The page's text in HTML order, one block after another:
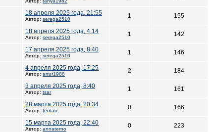
18 апреля 2025 года, 21:55
Автор: serega2510 1 155
18 апреля 2025 года, 4:14
Автор: serega2510 1 142
17 апреля 2025 года, 8:40
Автор: serega2510 1 146
4 апреля 2025 года, 17:25
Автор: artur1988 2 184
3 апреля 2025 года, 8:40
Автор: tsar 1 161
28 марта 2025 года, 20:34
Автор: feofan 0 166
15 марта 2025 года, 22:40
Автор: annaterno 0 223